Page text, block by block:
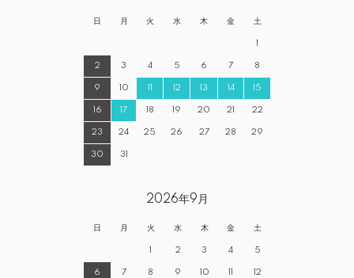
日 月 火 水 木 金 土
1
2 3 4 5 6 7 8
9 10 11 12 13 14 15
16 17 18 19 20 21 22
23 24 25 26 27 28 29
30 31
2026年9月
日 月 火 水 木 金 土
1 2 3 4 5
6 7 8 9 10 11 12